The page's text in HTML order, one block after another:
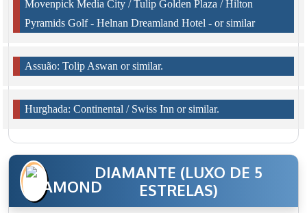
Movenpick Media City / Tulip Golden Plaza / Hilton
Pyramids Golf - Helnan Dreamland Hotel - or similar
Assuão: Tolip Aswan or similar.
Hurghada: Continental / Swiss Inn or similar.
DIAMANTE (LUXO DE 5
ESTRELAS)